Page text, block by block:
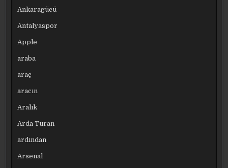
Ankaragücü
Antalyaspor
Apple
araba
araç
aracın
Aralık
Arda Turan
ardından
Arsenal